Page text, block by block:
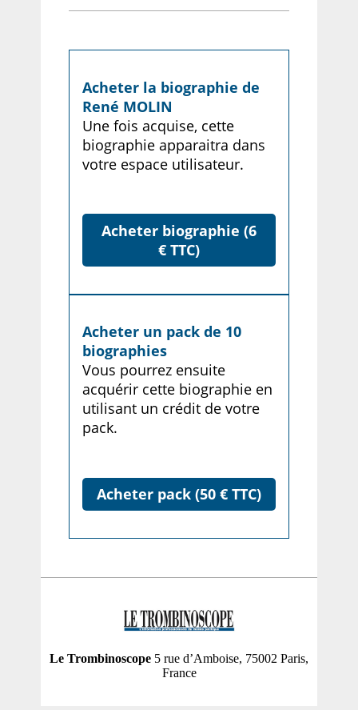
Acheter la biographie de
René MOLIN
Une fois acquise, cette
biographie apparaitra dans
votre espace utilisateur.
Acheter biographie (6
€ TTC)
Acheter un pack de 10
biographies
Vous pourrez ensuite
acquérir cette biographie en
utilisant un crédit de votre
pack.
Acheter pack (50 € TTC)
Le Trombinoscope 5 rue d’Amboise, 75002 Paris,
France